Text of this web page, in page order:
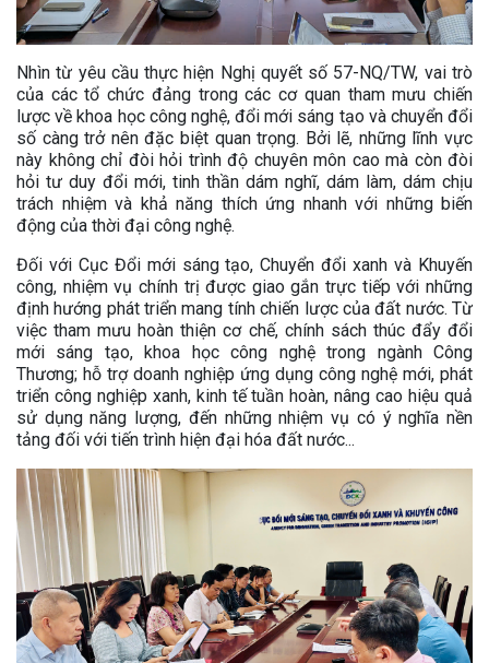
Nhìn từ yêu cầu thực hiện Nghị quyết số 57-NQ/TW, vai trò
của các tổ chức đảng trong các cơ quan tham mưu chiến
lược về khoa học công nghệ, đổi mới sáng tạo và chuyển đổi
số càng trở nên đặc biệt quan trọng. Bởi lẽ, những lĩnh vực
này không chỉ đòi hỏi trình độ chuyên môn cao mà còn đòi
hỏi tư duy đổi mới, tinh thần dám nghĩ, dám làm, dám chịu
trách nhiệm và khả năng thích ứng nhanh với những biến
động của thời đại công nghệ.
Đối với Cục Đổi mới sáng tạo, Chuyển đổi xanh và Khuyến
công, nhiệm vụ chính trị được giao gắn trực tiếp với những
định hướng phát triển mang tính chiến lược của đất nước. Từ
việc tham mưu hoàn thiện cơ chế, chính sách thúc đẩy đổi
mới sáng tạo, khoa học công nghệ trong ngành Công
Thương; hỗ trợ doanh nghiệp ứng dụng công nghệ mới, phát
triển công nghiệp xanh, kinh tế tuần hoàn, nâng cao hiệu quả
sử dụng năng lượng, đến những nhiệm vụ có ý nghĩa nền
tảng đối với tiến trình hiện đại hóa đất nước...